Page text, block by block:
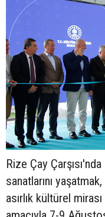
Rize Çay
sanatlarını
asırlık kültürel